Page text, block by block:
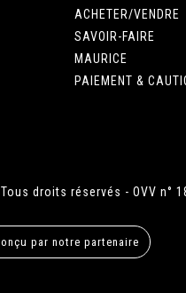
ACHETER/VENDRE
SAVOIR-FAIRE
MAURICE
PAIEMENT &
droits réservés - OVV n°
par notre partenaire